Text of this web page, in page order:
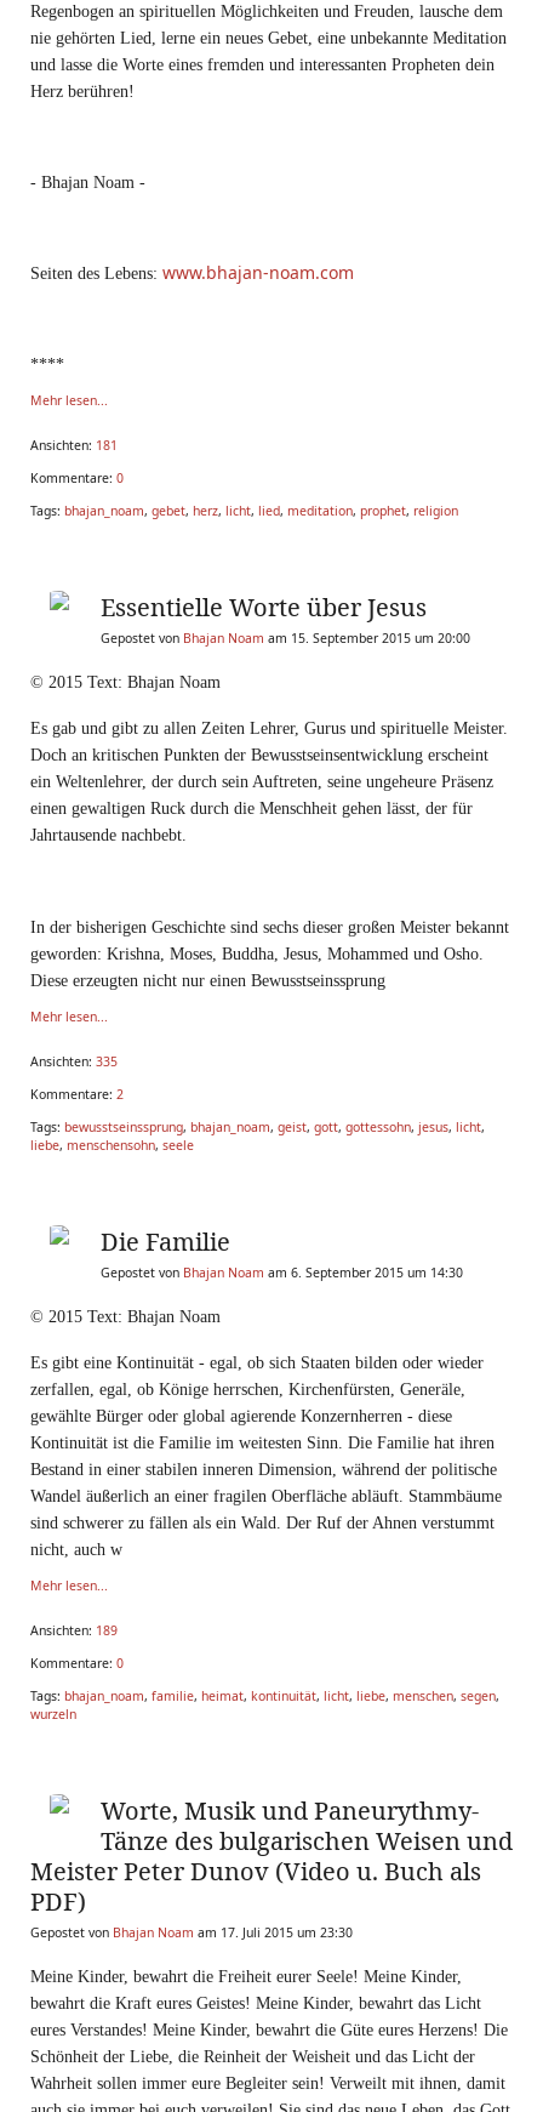
Regenbogen an spirituellen Möglichkeiten und Freuden, lausche dem
nie gehörten Lied, lerne ein neues Gebet, eine unbekannte Meditation
und lasse die Worte eines fremden und interessanten Propheten dein
Herz berühren!
- Bhajan Noam -
Seiten des Lebens: www.bhajan-noam.com
****
Mehr lesen...
Ansichten: 181
Kommentare: 0
Tags: bhajan_noam, gebet, herz, licht, lied, meditation, prophet, religion
Essentielle Worte über Jesus
Gepostet von Bhajan Noam am 15. September 2015 um 20:00
© 2015 Text: Bhajan Noam​
Es gab und gibt zu allen Zeiten Lehrer, Gurus und spirituelle Meister.
Doch an kritischen Punkten der Bewusstseinsentwicklung erscheint
ein Weltenlehrer, der durch sein Auftreten, seine ungeheure Präsenz
einen gewaltigen Ruck durch die Menschheit gehen lässt, der für
Jahrtausende nachbebt.
In der bisherigen Geschichte sind sechs dieser großen Meister bekannt
geworden: Krishna, Moses, Buddha, Jesus, Mohammed und Osho.
Diese erzeugten nicht nur einen Bewusstseinssprung
Mehr lesen...
Ansichten: 335
Kommentare: 2
Tags: bewusstseinssprung, bhajan_noam, geist, gott, gottessohn, jesus, licht,
liebe, menschensohn, seele
Die Familie
Gepostet von Bhajan Noam am 6. September 2015 um 14:30
© 2015 Text: Bhajan Noam​
Es gibt eine Kontinuität - egal, ob sich Staaten bilden oder wieder
zerfallen, egal, ob Könige herrschen, Kirchenfürsten, Generäle,
gewählte Bürger oder global agierende Konzernherren - diese
Kontinuität ist die Familie im weitesten Sinn. Die Familie hat ihren
Bestand in einer stabilen inneren Dimension, während der politische
Wandel äußerlich an einer fragilen Oberfläche abläuft. Stammbäume
sind schwerer zu fällen als ein Wald. Der Ruf der Ahnen verstummt
nicht, auch w
Mehr lesen...
Ansichten: 189
Kommentare: 0
Tags: bhajan_noam, familie, heimat, kontinuität, licht, liebe, menschen, segen,
wurzeln
Worte, Musik und Paneurythmy-
Tänze des bulgarischen Weisen und
Meister Peter Dunov (Video u. Buch als
PDF)
Gepostet von Bhajan Noam am 17. Juli 2015 um 23:30
Meine Kinder, bewahrt die Freiheit eurer Seele! Meine Kinder,
bewahrt die Kraft eures Geistes! Meine Kinder, bewahrt das Licht
eures Verstandes! Meine Kinder, bewahrt die Güte eures Herzens! Die
Schönheit der Liebe, die Reinheit der Weisheit und das Licht der
Wahrheit sollen immer eure Begleiter sein! Verweilt mit ihnen, damit